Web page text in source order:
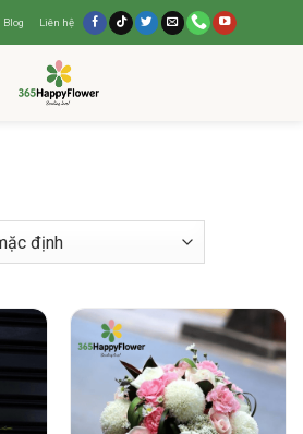
Blog Liên hệ